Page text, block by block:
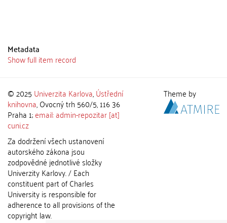
Metadata
Show full item record
© 2025 Univerzita Karlova,Ústřední
knihovna, Ovocný trh 560/5, 116 36
Praha 1;email: admin-repozitar [at]
cuni.cz
Za dodržení všech ustanovení
autorského zákona jsou
zodpovědné jednotlivé složky
Univerzity Karlovy. / Each
constituent part of Charles
University is responsible for
adherence to all provisions of the
copyright law.
Theme by